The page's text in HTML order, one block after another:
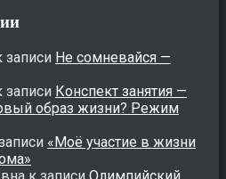
записи Не сомневайся —
записи Конспект занятия —
образ жизни? Режим
«Моё участие в жизни